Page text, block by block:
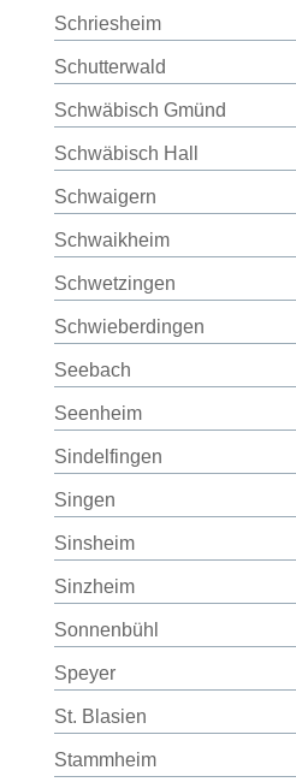
Schriesheim
Schutterwald
Schwäbisch Gmünd
Schwäbisch Hall
Schwaigern
Schwaikheim
Schwetzingen
Schwieberdingen
Seebach
Seenheim
Sindelfingen
Singen
Sinsheim
Sinzheim
Sonnenbühl
Speyer
St. Blasien
Stammheim